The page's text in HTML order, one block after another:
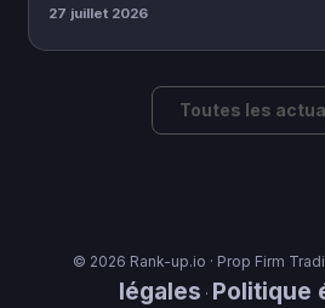
27 juillet 2026
Toutes les
© 2026 Rank-up.io · Prop Firm
légales · Politique